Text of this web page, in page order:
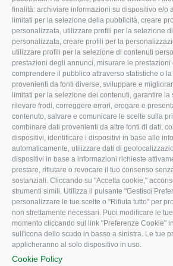
finalità: archiviare informazioni su dispositivo e/o
limitati per la selezione della pubblicità, creare
personalizzata, utilizzare profili per la selezione
personalizzata, creare profili per la
utilizzare profili per la selezione di contenuti
prestazioni degli annunci, misurare le prestazioni
comprendere il pubblico attraverso statistiche o
provenienti da fonti diverse, sviluppare e
limitati per la selezione dei contenuti, garantire la
rilevare frodi, correggere errori, erogare e
contenuto, salvare e comunicare le scelte sulla
combinare dati provenienti da altre fonti di dati,
dispositivi, identificare i dispositivi in base alle
automaticamente, utilizzare dati di
dispositivi in base a informazioni richieste
prestare, rifiutare o revocare il tuo consenso
sostanziali. Cliccando su "Accetta cookie,"
strumenti simili. Utilizza il pulsante "Gestisci
personalizzare le tue scelte o "Rifiuta tutto" per
non strettamente necessari. Puoi modificare le
momento cliccando sul link "Preferenze Cookie"
sull'icona dello scudo in basso a sinistra. Le tue
applicheranno al solo dispositivo in uso.
Cookie Policy
L'Associazione
Missione e Progetto
Organigramma aziendale
I Nostri Servizi
Uffici della Sede
provinciale
Le Sedi di Zona
Agricoltori S.r.l.
Whistleblowing
Confagricoltura Rovigo e
Agricoltori srl
ATTIVA
Video